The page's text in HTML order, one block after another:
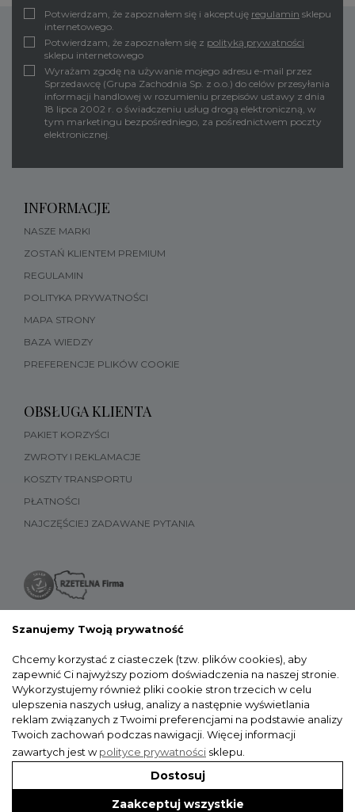
Potwierdzam, że zapoznałem się i akceptuję regulamin sklepu
internetowego.
Potwierdzam, że zapoznałem się z polityką prywatności
sklepu internetowego
Wyrażam zgodę na używanie mojego adresu e-mail przez
Sprzedawcę (Grupa Zachodnia Sp. z o.o.) do celów przesyłania
informacji handlowej w rozumieniu przepisów ustawy z dnia
18 lipca 2002 r. o świadczeniu usług drogą elektroniczną, w
tym marketingu bezpośredniego, za pośrednictwem poczty
elektronicznej.
INFORMACJE
NASZE MARKI
ZOSTAŃ KLIENTEM PREMIUM
REGULAMIN
POLITYKA PRYWATNOŚCI
MAPA STRONY
BAZA WIEDZY
PREFERENCJE PLIKÓW COOKIE
OBSŁUGA KLIENTA
PAKIET KORZYŚCI
ZWROTY I REKLAMACJE
KOSZTY TRANSPORTU
PŁATNOŚCI
NAJCZĘŚCIEJ ZADAWANE PYTANIA
Szanujemy Twoją prywatność
Chcemy korzystać z ciasteczek (tzw. plików cookies), aby
zapewnić Ci najwyższy poziom doświadczenia na naszej stronie.
Wykorzystujemy również pliki cookie stron trzecich w celu
ulepszenia naszych usług, analizy a następnie wyświetlania
reklam związanych z Twoimi preferencjami na podstawie analizy
Twoich zachowań podczas nawigacji. Więcej informacji
zawartych jest wpolityce prywatności sklepu.
Dostosuj
Zaakceptuj wszystkie